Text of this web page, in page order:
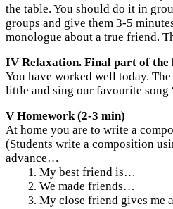
the table. You should do it in
groups and give them 3-5
monologue about a true friend.
IV Relaxation. Final part of the
You have worked well today.
little and sing our favourite song
V Homework (2-3 min)
At home you are to write a
(Students write a composition
advance…
My best friend is…
We made friends…
My close friend gives me